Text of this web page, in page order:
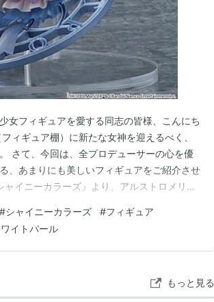
女フィギュアを愛する同志の皆様、こんにち
ィギュア棚）に新たな女神を迎えるべく、
さて、今回は、全プロデューサーの心を優
、あまりにも美しいフィギュアをご紹介させ
イニーカラーズ』より、アルストロメリア
ルという圧倒的存在感で降臨いたしまし
れるこの逸品…
#シャイニーカラーズ #フィギュア
イトパール
もっと見る